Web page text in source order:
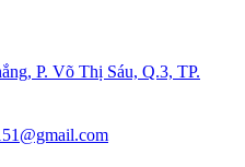
P. Võ Thị Sáu, Q.3, TP.